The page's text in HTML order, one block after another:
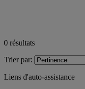
0 résultats
Trier par:
Liens d'auto-assistance